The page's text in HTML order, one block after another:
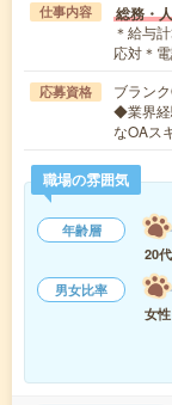
仕事内容 総務・
＊給与
応対＊
応募資格
ブラン
◆業界経
なOAス
職場の雰囲気
年齢層
20代
男女比率
女性